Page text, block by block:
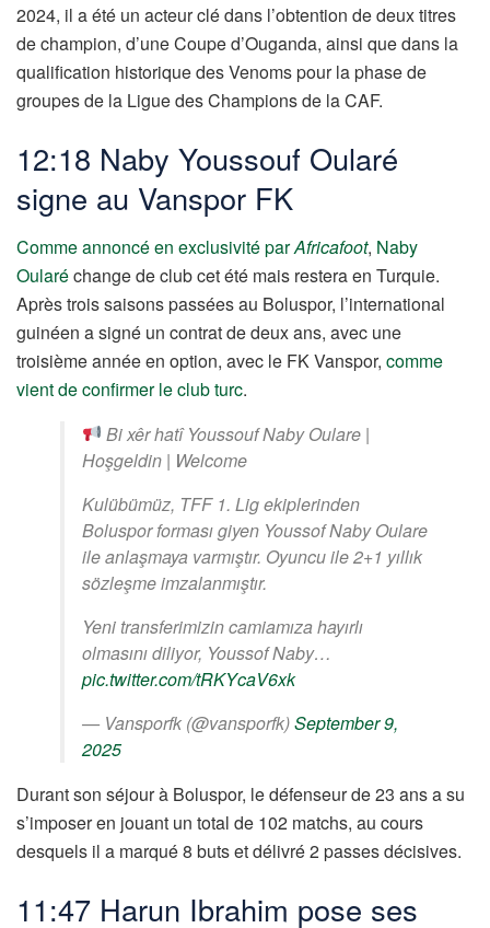
2024, il a été un acteur clé dans l’obtention de deux titres
de champion, d’une Coupe d’Ouganda, ainsi que dans la
qualification historique des Venoms pour la phase de
groupes de la Ligue des Champions de la CAF.
12:18 Naby Youssouf Oularé
signe au Vanspor FK
Comme annoncé en exclusivité parAfricafoot, Naby
Oularéchange de club cet été mais restera en Turquie.
Après trois saisons passées au Boluspor, l’international
guinéen a signé un contrat de deux ans, avec une
troisième année en option, avec le FK Vanspor, comme
vient de confirmer le club turc.
Bi xêr hatî Youssouf Naby Oulare |
Hoşgeldin | Welcome
Kulübümüz, TFF 1. Lig ekiplerinden
Boluspor forması giyen Youssof Naby Oulare
ile anlaşmaya varmıştır. Oyuncu ile 2+1 yıllık
sözleşme imzalanmıştır.
Yeni transferimizin camiamıza hayırlı
olmasını diliyor, Youssof Naby…
pic.twitter.com/tRKYcaV6xk
— Vansporfk (@vansporfk)September 9,
2025
Durant son séjour à Boluspor, le défenseur de 23 ans a su
s’imposer en jouant un total de 102 matchs, au cours
desquels il a marqué 8 buts et délivré 2 passes décisives.
11:47 Harun Ibrahim pose ses